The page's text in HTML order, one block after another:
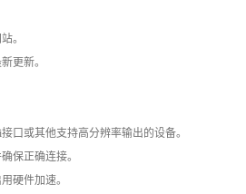
。
更新。
口或其他支持高分辨率输出的设备。
保正确连接。
硬件加速。